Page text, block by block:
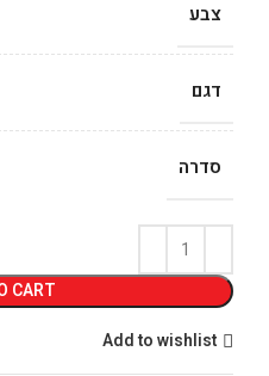
צבע
דגם
סדרה
CART
Add to wishlist